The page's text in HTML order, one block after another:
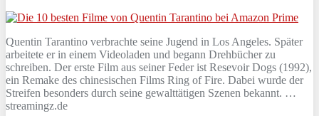
Quentin Tarantino verbrachte seine Jugend in Los Angeles. Später
arbeitete er in einem Videoladen und begann Drehbücher zu
schreiben. Der erste Film aus seiner Feder ist Resevoir Dogs (1992),
ein Remake des chinesischen Films Ring of Fire. Dabei wurde der
Streifen besonders durch seine gewalttätigen Szenen bekannt. …
streamingz.de